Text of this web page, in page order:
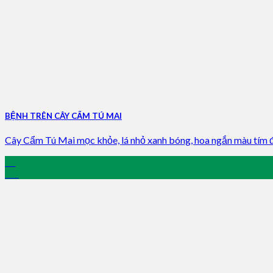
BỆNH TRÊN CÂY CẨM TÚ MAI
Cây Cẩm Tú Mai mọc khỏe, lá nhỏ xanh bóng, hoa ngắn màu tím